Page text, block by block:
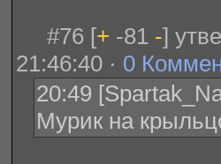
#76 [+ -81 -]
21:46:40 · 0
20:49
Мурик на